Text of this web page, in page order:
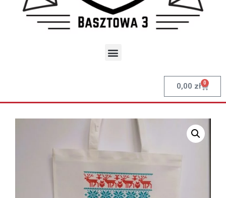
0,00 zł 0